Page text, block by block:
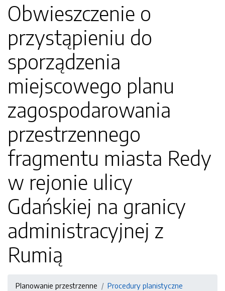
Obwieszczenie o
przystąpieniu do
sporządzenia
miejscowego planu
zagospodarowania
przestrzennego
fragmentu miasta Redy
w rejonie ulicy
Gdańskiej na granicy
administracyjnej z
Rumią
Planowanie przestrzenne
Procedury planistyczne